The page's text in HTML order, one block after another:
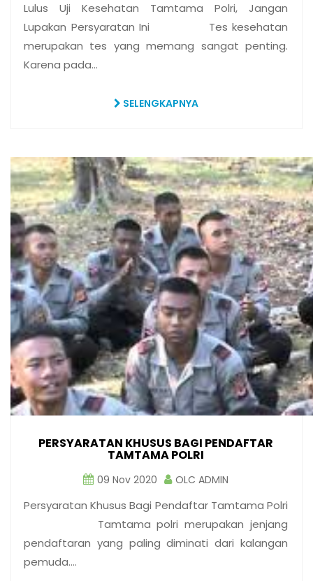
Lulus Uji Kesehatan Tamtama Polri, Jangan
Lupakan Persyaratan Ini Tes kesehatan
merupakan tes yang memang sangat penting.
Karena pada…
SELENGKAPNYA
PERSYARATAN KHUSUS BAGI PENDAFTAR
TAMTAMA POLRI
09 Nov 2020 OLC ADMIN
Persyaratan Khusus Bagi Pendaftar Tamtama Polri
Tamtama polri merupakan jenjang
pendaftaran yang paling diminati dari kalangan
pemuda.…